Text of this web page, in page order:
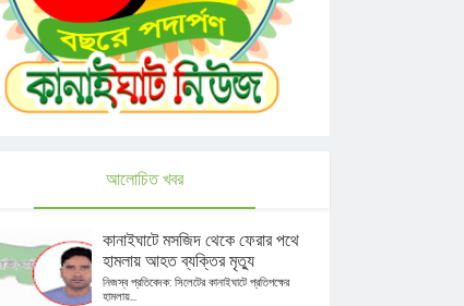
আলোচিত খবর
কানাইঘাটে মসজিদ থেকে ফেরার পথে
হামলায় আহত ব্যক্তির মৃত্যু
নিজস্ব প্রতিবেদক: সিলেটের কানাইঘাটে প্রতিপক্ষের
হামলায়...